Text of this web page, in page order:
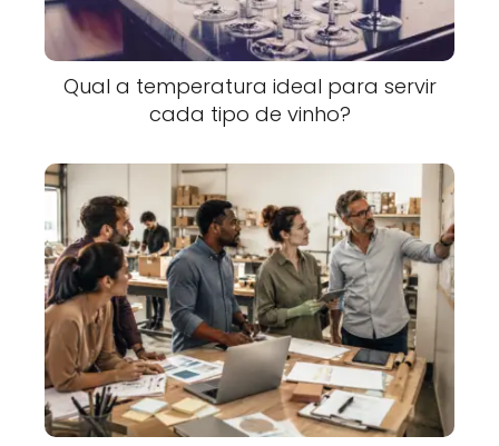
Qual a temperatura ideal para servir
cada tipo de vinho?